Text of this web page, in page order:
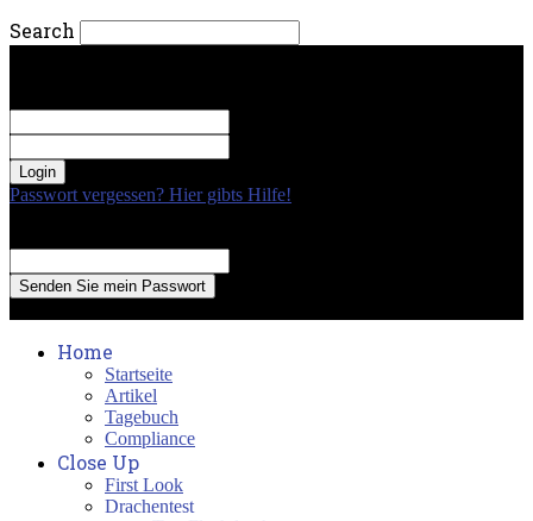
Search
Passwort vergessen? Hier gibts Hilfe!
Home
Startseite
Artikel
Tagebuch
Compliance
Close Up
First Look
Drachentest